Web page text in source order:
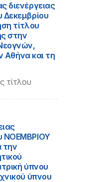
διενέργειας
Δεκεμβρίου
τίτλου
στην
Αθήνα και τη
τίτλου
ΝΟΕΜΒΡΙΟΥ
την
ύπνου
ύπνου